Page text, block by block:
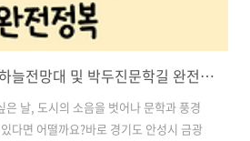
경기도 안성 금광호수 하늘전망대 및 박두진문학길 완전정복
은 날, 도시의 소음을 벗어나 문학과 풍경
다면 어떨까요?바로 경기도 안성시 금광